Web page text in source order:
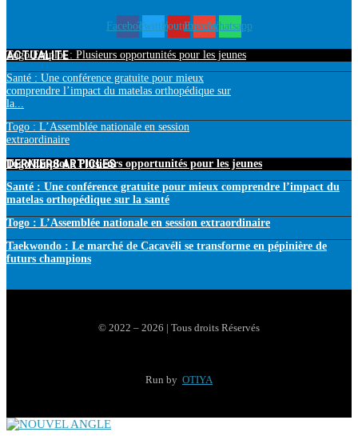
FacebookTwitterYoutubeEnvelopeWhatsapp
ACTUALITE
Togo/Emploi : Plusieurs opportunités pour les jeunes
Santé : Une conférence gratuite pour mieux
comprendre l’impact du matelas orthopédique sur
la...
Togo : L’Assemblée nationale en session
extraordinaire
DERNIERS ARTICLES
Togo/Emploi : Plusieurs opportunités pour les jeunes
Santé : Une conférence gratuite pour mieux comprendre l’impact du
matelas orthopédique sur la santé
Togo : L’Assemblée nationale en session extraordinaire
Taekwondo : Le marché de Cacavéli se transforme en pépinière de
futurs champions
© 2022 – 2026 | Tous droits Réservés
Run by OTIYA